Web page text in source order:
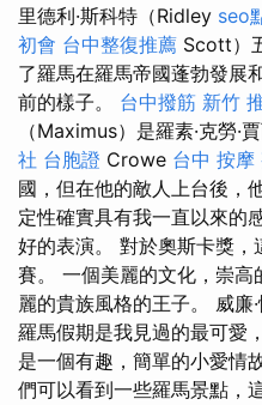
里德利·斯科特（Ridley seo
初會 台中整復推薦 Scott）
了羅馬在羅馬帝國蓬勃發展
前的樣子。 台中撥筋 新竹
（Maximus）是羅素·克勞·
社 台胞證 Crowe 台中 按摩
國，但在他的敵人上台後，
定性確實具有我一直以來的
好的表演。 對於奧斯卡獎
賽。 一個美麗的文化，崇
麗的貴族風格的王子。 威
羅馬假期是我見過的最可愛
是一個有趣，簡單的小愛情
們可以看到一些羅馬景點，